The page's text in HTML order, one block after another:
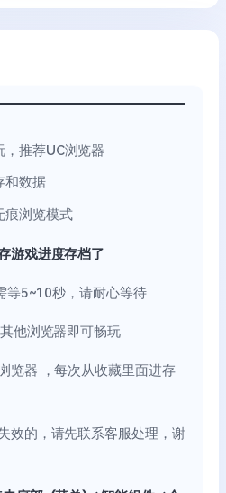
推荐UC浏览器
和数据
痕浏览模式
游戏进度存档了
等5~10秒，请耐心等待
他浏览器即可畅玩
览器 ，每次从收藏里面进存
效的，请先联系客服处理，谢